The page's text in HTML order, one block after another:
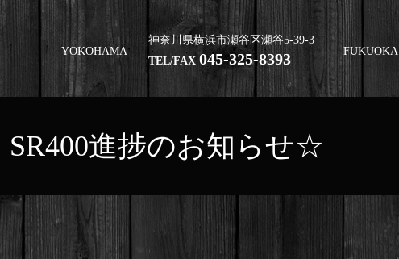
YOKOHAMA
神奈川県横浜市瀬谷区瀬谷5-39-3
TEL/FAX045-325-8393 FUKUOKA
SR400進捗のお知らせ☆